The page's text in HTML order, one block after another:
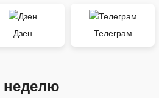
Дзен Телеграм
неделю